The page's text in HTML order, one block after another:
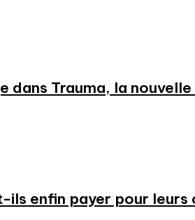
Trauma, la
ils enfin payer pour leurs